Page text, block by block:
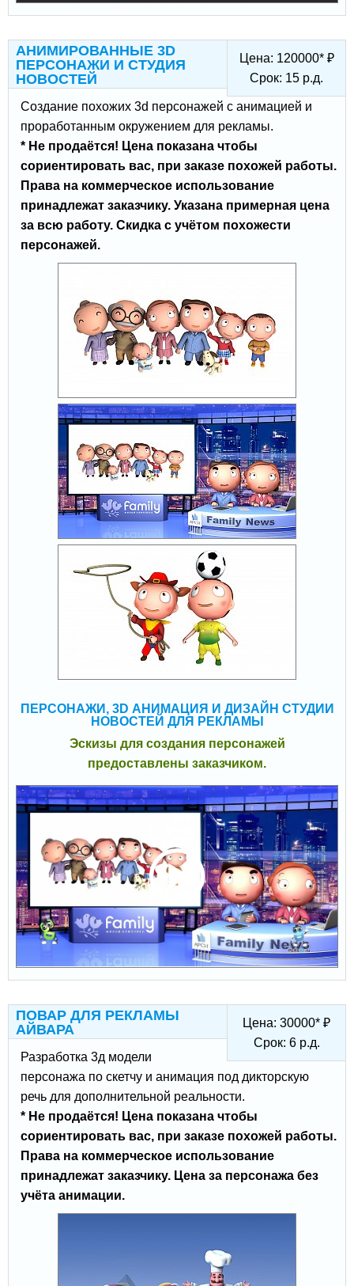
Цена: 120000* ₽
Срок: 15 р.д.
АНИМИРОВАННЫЕ 3D
ПЕРСОНАЖИ И СТУДИЯ
НОВОСТЕЙ
Создание похожих 3d персонажей с анимацией и
проработанным окружением для рекламы.
* Не продаётся! Цена показана чтобы
сориентировать вас, при заказе похожей работы.
Права на коммерческое использование
принадлежат заказчику. Указана примерная цена
за всю работу. Скидка с учётом похожести
персонажей.
ПЕРСОНАЖИ, 3D АНИМАЦИЯ И ДИЗАЙН СТУДИИ
НОВОСТЕЙ ДЛЯ РЕКЛАМЫ
Эскизы для создания персонажей
предоставлены заказчиком.
Цена: 30000* ₽
Срок: 6 р.д.
ПОВАР ДЛЯ РЕКЛАМЫ
АЙВАРА
Разработка 3д модели
персонажа по скетчу и анимация под дикторскую
речь для дополнительной реальности.
* Не продаётся! Цена показана чтобы
сориентировать вас, при заказе похожей работы.
Права на коммерческое использование
принадлежат заказчику. Цена за персонажа без
учёта анимации.